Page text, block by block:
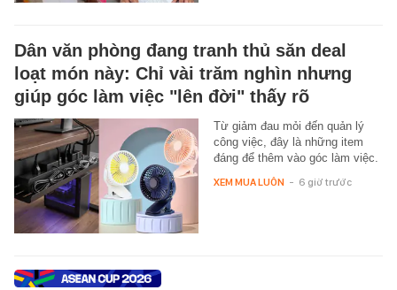
Dân văn phòng đang tranh thủ săn deal
loạt món này: Chỉ vài trăm nghìn nhưng
giúp góc làm việc "lên đời" thấy rõ
Từ giảm đau mỏi đến quản lý
công việc, đây là những item
đáng để thêm vào góc làm việc.
XEM MUA LUÔN - 6 giờ trước